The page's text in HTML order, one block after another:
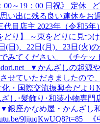
00～19：00 日祝》 定休
い出に残る良い連休をお
代目店主 2023年（令和5
り】 ～東をどりに見つ
(日)、22日(月)、23日(火)
みてください。 《チケッ
▼かんざしの起源
せていただきましたので
・国際交流振興会だより
ざし･髪飾り･和装小物専門
銀座かなめ屋・かんざし
9ljiuqKwUQ8?t=85 《